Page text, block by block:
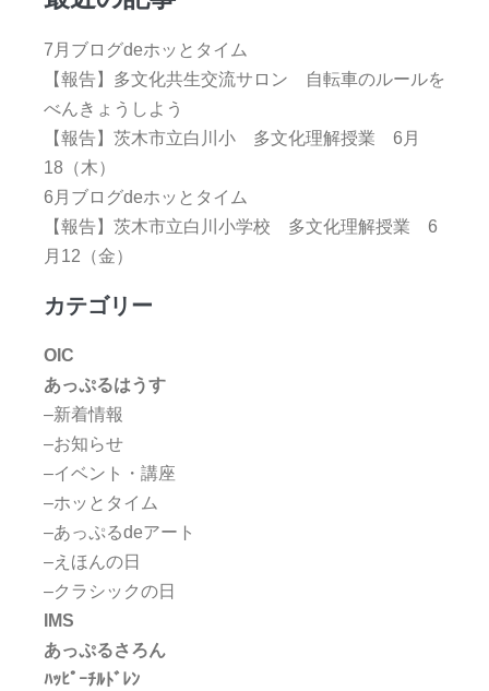
7月ブログdeホッとタイム
【報告】多文化共生交流サロン 自転車のルールを
べんきょうしよう
【報告】茨木市立白川小 多文化理解授業 6月
18（木）
6月ブログdeホッとタイム
【報告】茨木市立白川小学校 多文化理解授業 6
月12（金）
カテゴリー
OIC
あっぷるはうす
–新着情報
–お知らせ
–イベント・講座
–ホッとタイム
–あっぷるdeアート
–えほんの日
–クラシックの日
IMS
あっぷるさろん
ﾊｯﾋﾟｰﾁﾙﾄﾞﾚﾝ